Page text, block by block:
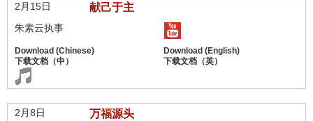
2月15日 献己于主
朱素云执事
2月8日 万福源头